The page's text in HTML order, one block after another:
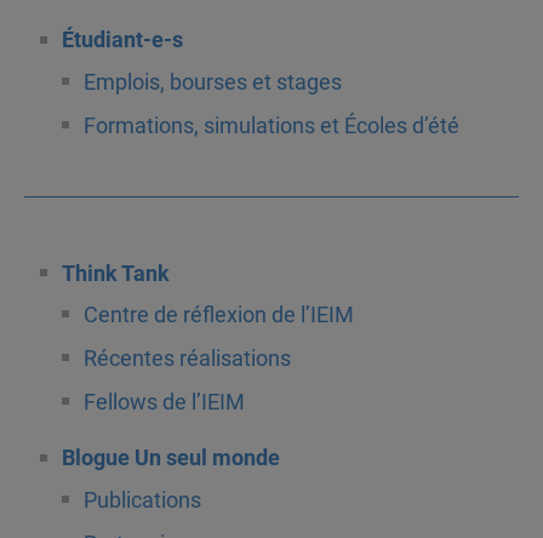
Étudiant-e-s
Emplois, bourses et stages
Formations, simulations et Écoles d’été
Think Tank
Centre de réflexion de l’IEIM
Récentes réalisations
Fellows de l’IEIM
Blogue Un seul monde
Publications